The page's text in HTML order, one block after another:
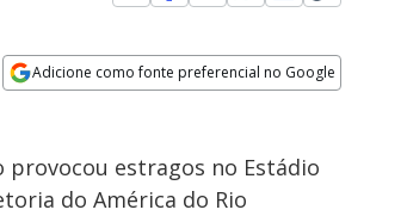
Adicione como fonte preferencial no Google
estragos no Estádio
do América do Rio